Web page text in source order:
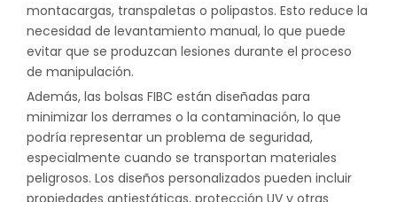
montacargas, transpaletas o polipastos. Esto reduce la
necesidad de levantamiento manual, lo que puede
evitar que se produzcan lesiones durante el proceso
de manipulación.
Además, las bolsas FIBC están diseñadas para
minimizar los derrames o la contaminación, lo que
podría representar un problema de seguridad,
especialmente cuando se transportan materiales
peligrosos. Los diseños personalizados pueden incluir
propiedades antiestáticas, protección UV y otras